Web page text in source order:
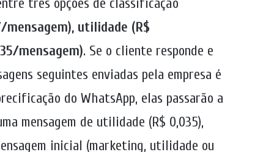
três opções de classificação
mensagem), utilidade (R$
mensagem). Se o cliente responde e
seguintes enviadas pela empresa é
do WhatsApp, elas passarão a
mensagem de utilidade (R$ 0,035),
inicial (marketing, utilidade ou